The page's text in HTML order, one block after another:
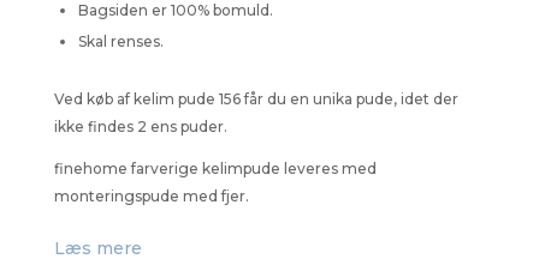
Bagsiden er 100% bomuld.
Skal renses.
Ved køb af kelim pude 156 får du en unika pude, idet der
ikke findes 2 ens puder.
finehome farverige kelimpude leveres med
monteringspude med fjer.
Læs mere